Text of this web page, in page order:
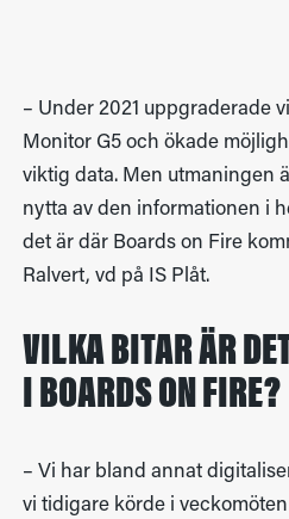
– Under 2021 uppgraderade
Monitor G5 och ökade
viktig data. Men utmaningen
nytta av den informationen i
det är där Boards on Fire
Ralvert, vd på IS Plåt.
VILKA BITAR ÄR
I BOARDS ON FIRE?
– Vi har bland annat
vi tidigare körde i